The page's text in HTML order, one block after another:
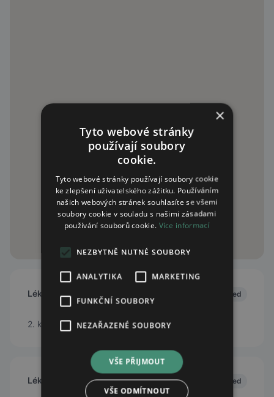
Lékárna 2. května Closed
2. května 757/1, Nymburk, 28802
Lékárna Pharmea Closed
×
Tyto webové stránky
používají soubory
cookie.
Tyto webové stránky používají soubory cookie
ke zlepšení uživatelského zážitku. Používáním
našich webových stránek souhlasíte se všemi
soubory cookie v souladu s našimi zásadami
používání souborů cookie. Více informací
NEZBYTNĚ NUTNÉ SOUBORY
ANALYTIKA MARKETING
FUNKČNÍ SOUBORY
NEZAŘAZENÉ SOUBORY
VŠE PŘIJMOUT
VŠE ODMÍTNOUT